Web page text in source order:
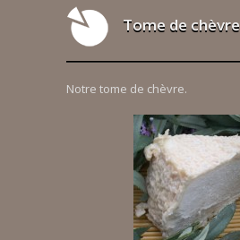
Tome de chèvre
Notre tome de chèvre.